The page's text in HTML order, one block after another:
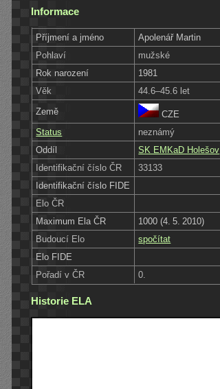
Informace
Příjmení a jméno
Apolenář Martin
Pohlaví
mužské
Rok narození
1981
Věk
44.6–45.6 let
Země
CZE
Status
neznámý
Oddíl
SK EMKaD Holešov
Identifikační číslo ČR
33133
Identifikační číslo FIDE
Elo ČR
Maximum Ela ČR
1000 (4. 5. 2010)
Budoucí Elo
spočítat
Elo FIDE
Pořadí v ČR
0.
Historie ELA